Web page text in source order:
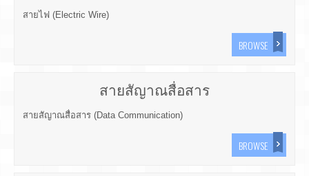
สายไฟ (Electric Wire)
BROWSE
สายสัญาณสื่อสาร
สายสัญาณสื่อสาร (Data Communication)
BROWSE